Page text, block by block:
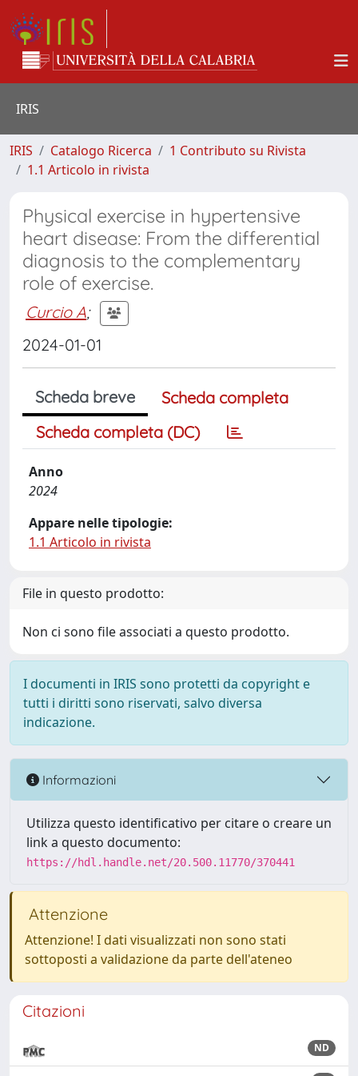
IRIS
IRIS Catalogo Ricerca
1 Contributo su Rivista
1.1 Articolo in rivista
Physical exercise in hypertensive
heart disease: From the differential
diagnosis to the complementary
role of exercise.
Curcio A;
2024-01-01
Scheda breve
Scheda completa
Scheda completa (DC)
Anno
2024
Appare nelle tipologie:
1.1 Articolo in rivista
File in questo prodotto:
Non ci sono file associati a questo prodotto.
I documenti in IRIS sono protetti da copyright e
tutti i diritti sono riservati, salvo diversa
indicazione.
Informazioni
Utilizza questo identificativo per citare o creare un
link a questo documento:
https://hdl.handle.net/20.500.11770/370441
Attenzione
Attenzione! I dati visualizzati non sono stati
sottoposti a validazione da parte dell'ateneo
Citazioni
ND